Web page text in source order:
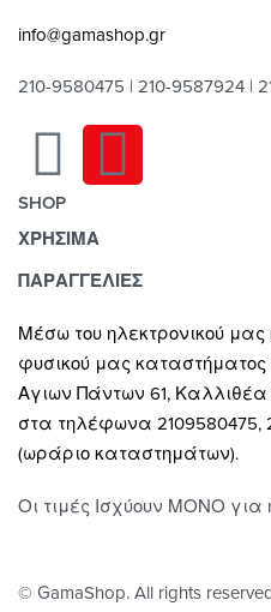
info@gamashop.gr
210-9580475 | 210-9587924 |
SHOP
Χαλιά
Κουρτίνες
Ρόλλερ Σκίασης
Γκαζόν
Δάπεδα
Τοίχος
ΧΡΗΣΙΜΑ
Τρόποι Πληρωμής
Επιστροφές
Οροι και Προϋποθέσεις
Προστασία Απορρήτου
ΠΑΡΑΓΓΕΛΙΕΣ
Μέσω του ηλεκτρονικού
φυσικού μας καταστήματος
Αγιων Πάντων 61,
στα τηλέφωνα 2109580475,
(ωράριο καταστημάτων).
Οι τιμές Ισχύουν ΜΟΝΟ για
© GamaShop. All rights